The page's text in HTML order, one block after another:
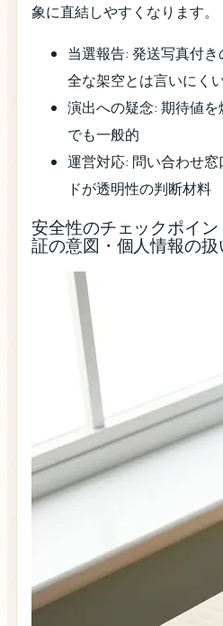
象に直結しやすくなります。
当選報告: 発送写真付
全な架空とは言いにく
演出への疑念: 期待値
でも一般的
運営対応: 問い合わせ
ドが透明性の判断材料
安全性のチェックポイ
証の意図・個人情報の扱